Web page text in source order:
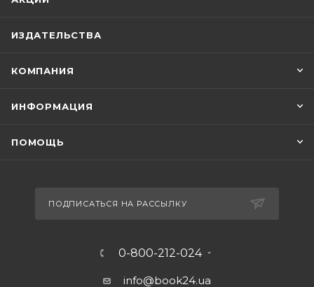
ИЗДАТЕЛЬСТВА
КОМПАНИЯ
ИНФОРМАЦИЯ
ПОМОЩЬ
ПОДПИСАТЬСЯ НА РАССЫЛКУ
0-800-212-024
info@book24.ua